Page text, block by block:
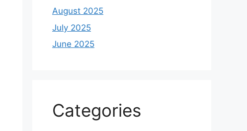
August 2025
July 2025
June 2025
Categories